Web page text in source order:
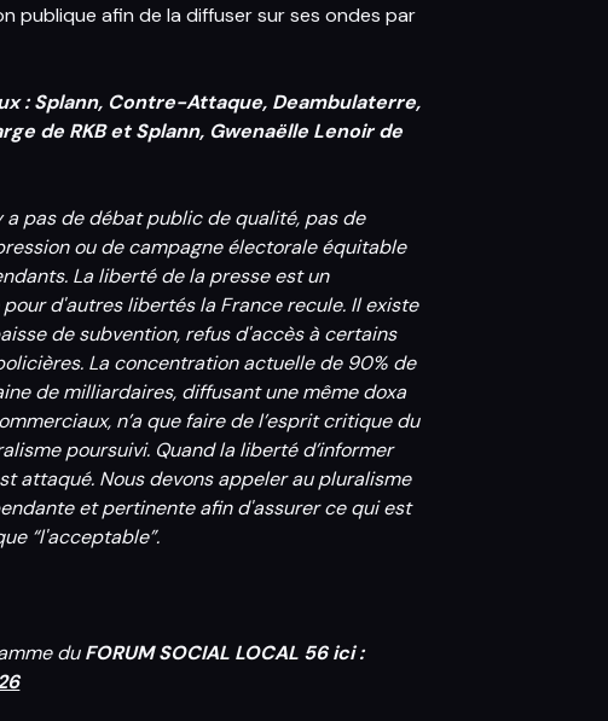
afin de la diffuser sur ses ondes par
: Splann, Contre-Attaque, Deambulaterre,
de RKB et Splann, Gwenaëlle Lenoir de
pas de débat public de qualité, pas de
ou de campagne électorale équitable
La liberté de la presse est un
d'autres libertés la France recule. Il existe
de subvention, refus d'accès à certains
La concentration actuelle de 90% de
de milliardaires, diffusant une même doxa
n’a que faire de l’esprit critique du
poursuivi. Quand la liberté d’informer
attaqué. Nous devons appeler au pluralisme
et pertinente afin d'assurer ce qui est
“l'acceptable”.
duFORUM SOCIAL LOCAL 56 ici :